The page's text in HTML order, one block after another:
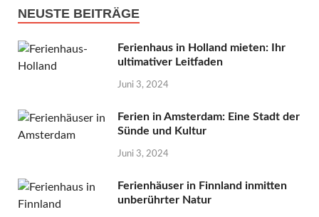
NEUSTE BEITRÄGE
Ferienhaus in Holland mieten: Ihr
ultimativer Leitfaden
Juni 3, 2024
Ferien in Amsterdam: Eine Stadt der
Sünde und Kultur
Juni 3, 2024
Ferienhäuser in Finnland inmitten
unberührter Natur